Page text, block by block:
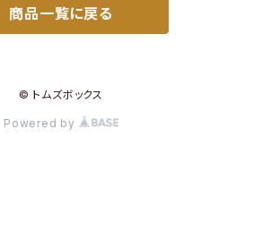
商品一覧に戻る
© トムズボックス
Powered by